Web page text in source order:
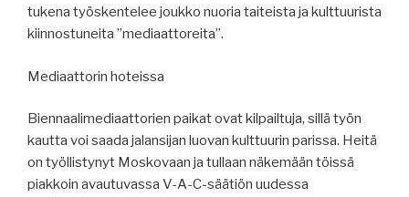
tukena työskentelee joukko nuoria taiteista ja kulttuurista
kiinnostuneita ”mediaattoreita”.
Mediaattorin hoteissa
Biennaalimediaattorien paikat ovat kilpailtuja, sillä työn
kautta voi saada jalansijan luovan kulttuurin parissa. Heitä
on työllistynyt Moskovaan ja tullaan näkemään töissä
piakkoin avautuvassa V-A-C-säätiön uudessa